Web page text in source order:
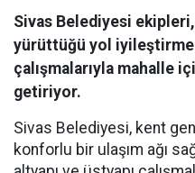
Sivas Belediyesi
yürüttüğü yol
çalışmalarıyla mahalle
getiriyor.
Sivas Belediyesi, kent
konforlu bir ulaşım ağı